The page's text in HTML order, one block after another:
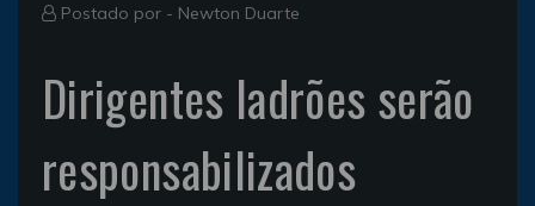
Postado por - Newton Duarte
Dirigentes ladrões serão
responsabilizados